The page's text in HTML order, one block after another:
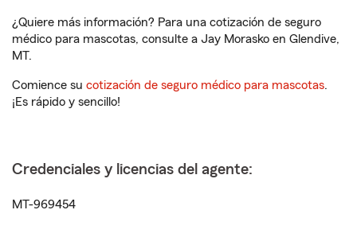
¿Quiere más información? Para una cotización de seguro
médico para mascotas, consulte a Jay Morasko en Glendive,
MT.
Comience su cotización de seguro médico para mascotas.
¡Es rápido y sencillo!
Credenciales y licencias del agente:
MT-969454